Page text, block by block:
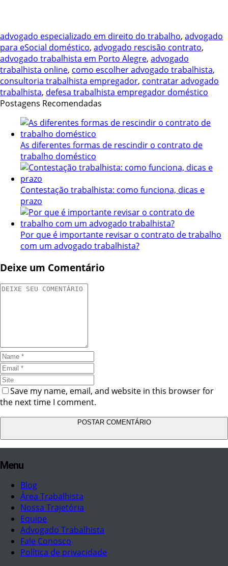
advogado especializado em direito do trabalho, advogado
para eSocial doméstico, advogado rescisão contrato,
advogado trabalhista em Porto Alegre, advogado
trabalhista online, como escolher advogado trabalhista,
consultoria trabalhista empregador, contratar advogado
trabalhista, defesa trabalhista empregador doméstico
Postagens Recomendadas
As diferentes formas de rescindir o contrato de
trabalho doméstico
Contestação trabalhista: como funciona, dicas e
prazo
Por que é importante revisar o contrato de trabalho
com um advogado trabalhista?
Deixe um Comentário
Save my name, email, and website in this browser for
the next time I comment.
Menu
Blog
Área Trabalhista
Nossa Trajetória
Equipe
Advogado Trabalhista
Fale Conosco
Política de privacidade